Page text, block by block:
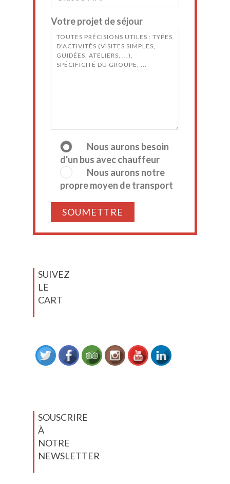
Votre projet de séjour
Nous aurons besoin
d'un bus avec chauffeur
Nous aurons notre
propre moyen de transport
SUIVEZ
LE
CART
SOUSCRIRE
À
NOTRE
NEWSLETTER